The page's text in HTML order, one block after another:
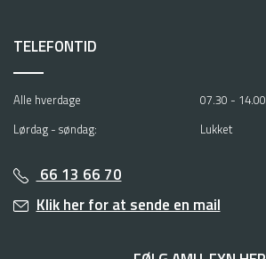
TELEFONTID
Alle hverdage
07.30 - 14.00
Lørdag - søndag:
Lukket
66 13 66 70
Klik her for at sende en mail